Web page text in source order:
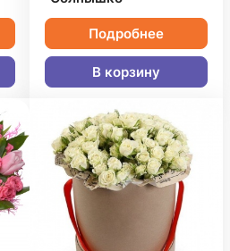
Подробнее
В корзину